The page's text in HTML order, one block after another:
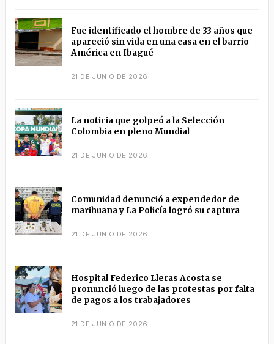
Fue identificado el hombre de 33 años que
apareció sin vida en una casa en el barrio
América en Ibagué
21 DE JUNIO DE 2026
La noticia que golpeó a la Selección
Colombia en pleno Mundial
21 DE JUNIO DE 2026
Comunidad denunció a expendedor de
marihuana y La Policía logró su captura
21 DE JUNIO DE 2026
Hospital Federico Lleras Acosta se
pronunció luego de las protestas por falta
de pagos a los trabajadores
21 DE JUNIO DE 2026